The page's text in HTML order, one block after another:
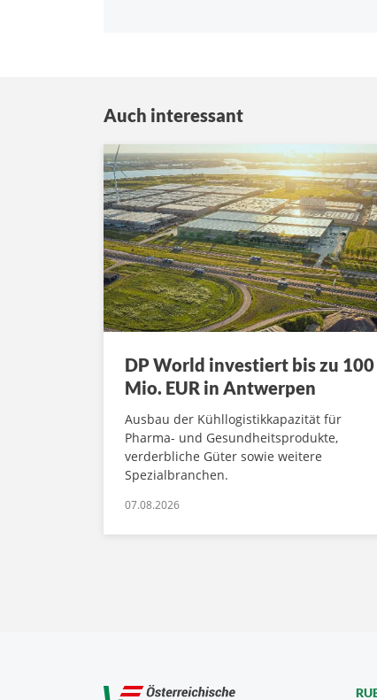
Auch interessant
DP World investiert bis zu 100
Mio. EUR in Antwerpen
Ausbau der Kühllogistikkapazität für
Pharma- und Gesundheitsprodukte,
verderbliche Güter sowie weitere
Spezialbranchen.
07.08.2026